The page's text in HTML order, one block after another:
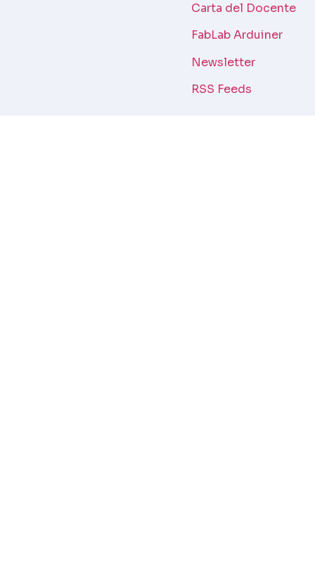
Carta del Docente
FabLab Arduiner
Newsletter
RSS Feeds